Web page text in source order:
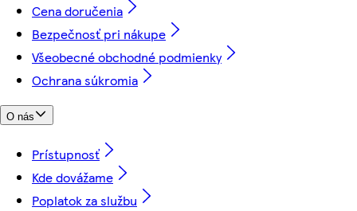
Cena doručenia
Bezpečnosť pri nákupe
Všeobecné obchodné podmienky
Ochrana súkromia
O nás
Prístupnosť
Kde dovážame
Poplatok za službu